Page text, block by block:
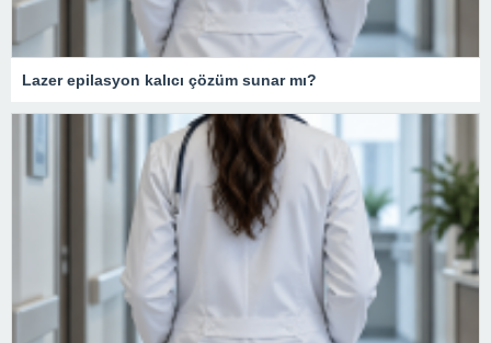
Lazer epilasyon kalıcı çözüm sunar mı?